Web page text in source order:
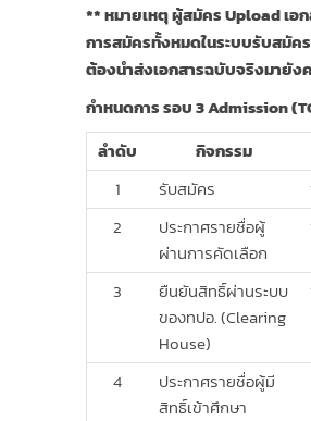
** หมายเหตุ ผู้สมัคร Upload เอ
การสมัครทั้งหมดในระบบรับสมัค
ต้องนำส่งเอกสารฉบับจริงมายัง
กำหนดการ รอบ 3 Admission
ลำดับ
กิจกรรม
1
รับสมัคร
2
ประกาศรายชื่อผู้
ผ่านการคัดเลือก
3
ยืนยันสิทธิ์ผ่านระบบ
ของทปอ. (Clearing
House)
4
ประกาศรายชื่อผู้มี
สิทธิ์เข้าศึกษา